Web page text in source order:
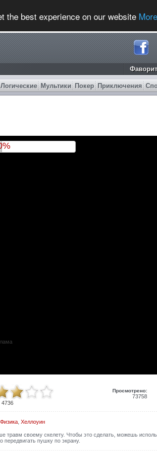
the best experience on our website
Логические Мультики Покер Приключения
4736
Просмотрено:
73758
Физика, Хеллоуин
травм своему скелету. Чтобы это сделать, можешь
пушку по экрану.